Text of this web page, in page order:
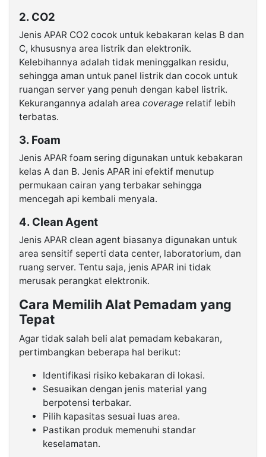
2. CO2
Jenis APAR CO2 cocok untuk kebakaran kelas B dan
C, khususnya area listrik dan elektronik.
Kelebihannya adalah tidak meninggalkan residu,
sehingga aman untuk panel listrik dan cocok untuk
ruangan server yang penuh dengan kabel listrik.
Kekurangannya adalah area coverage relatif lebih
terbatas.
3. Foam
Jenis APAR foam sering digunakan untuk kebakaran
kelas A dan B. Jenis APAR ini efektif menutup
permukaan cairan yang terbakar sehingga
mencegah api kembali menyala.
4. Clean Agent
Jenis APAR clean agent biasanya digunakan untuk
area sensitif seperti data center, laboratorium, dan
ruang server. Tentu saja, jenis APAR ini tidak
merusak perangkat elektronik.
Cara Memilih Alat Pemadam yang
Tepat
Agar tidak salah beli alat pemadam kebakaran,
pertimbangkan beberapa hal berikut:
Identifikasi risiko kebakaran di lokasi.
Sesuaikan dengan jenis material yang
berpotensi terbakar.
Pilih kapasitas sesuai luas area.
Pastikan produk memenuhi standar
keselamatan.